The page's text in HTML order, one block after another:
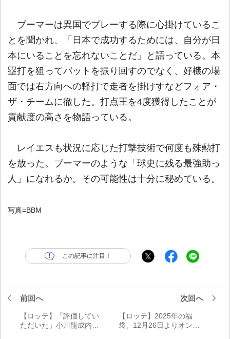
ブーマーは異国でプレーする際に心掛けているこ
とを聞かれ、「日本で成功するためには、自分が日
本にいることを忘れないことだ」と語っている。本
塁打を狙ってバットを振り回すのでなく、好機の場
面では右方向への軽打で走者を掛けすなどフォア・
ザ・チームに徹した。打点王を4度獲得したことが
貢献度の高さを物語っている。
レイエスも状況に応じた打撃技術で何度も殊勲打
を放った。ブーマーのような「球史に残る最強助っ
人」になれるか。その可能性は十分に秘めている。
写真=BBM
この記事に注目！
前回へ
【ロッテ】「評価してい
ただいた」小川龍成内野
次回へ
【ロッテ】2025年の福
袋、12月26日よりオンラ